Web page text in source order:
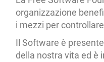
organizzazione
i mezzi per
Il Software è
della nostra vita ed è